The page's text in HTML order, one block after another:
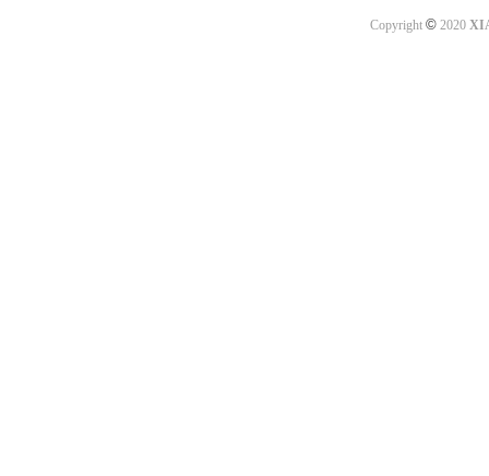
Copyright ©2020